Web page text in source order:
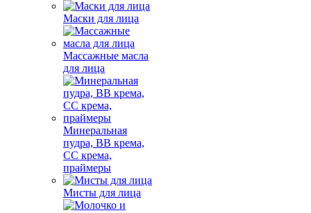
Маски для лица
Массажные масла
для лица
Минеральная
пудра, BB крема,
СС крема,
праймеры
Мисты для лица